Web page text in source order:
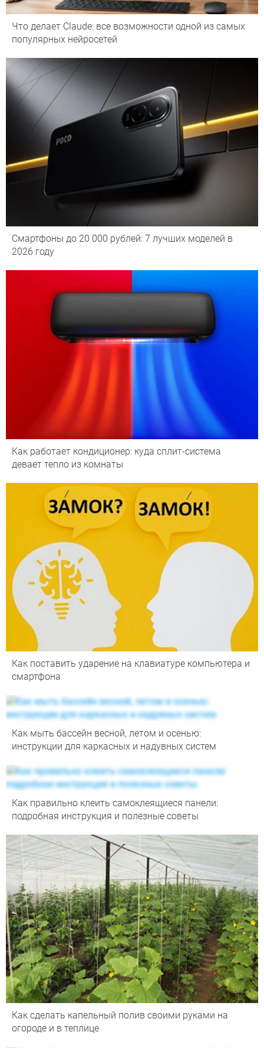
Что делает Сlaude: все возможности одной из самых
популярных нейросетей
Смартфоны до 20 000 рублей: 7 лучших моделей в
2026 году
Как работает кондиционер: куда сплит-система
девает тепло из комнаты
Как поставить ударение на клавиатуре компьютера и
смартфона
Как мыть бассейн весной, летом и осенью:
инструкции для каркасных и надувных систем
Как правильно клеить самоклеящиеся панели:
подробная инструкция и полезные советы
Как сделать капельный полив своими руками на
огороде и в теплице